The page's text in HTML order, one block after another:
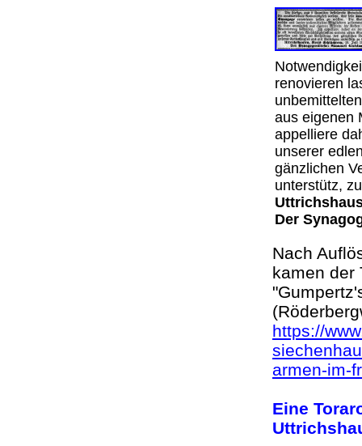
renovieren
aus eigenen
appelliere
unserer
gänzlichen
unterstütz,
Der
Nach
kamen der
https://
armen-im-
Eine